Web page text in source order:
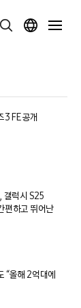
3 FE 공개
갤럭시 S25
편하고 뛰어난
“올해 2억대에